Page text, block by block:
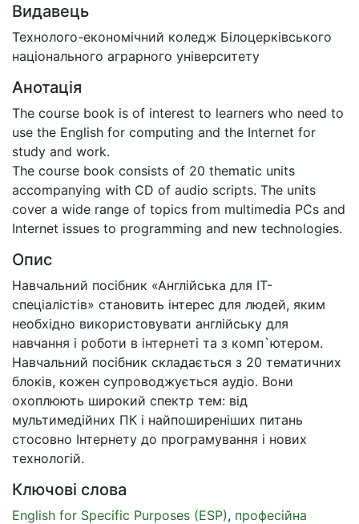
Видавець
Технолого-економічний коледж Білоцерківського
національного аграрного університету
Анотація
The course book is of interest to learners who need to
use the English for computing and the Internet for
study and work.
The course book consists of 20 thematic units
accompanying with CD of audio scripts. The units
cover a wide range of topics from multimedia PCs and
Internet issues to programming and new technologies.
Опис
Навчальний посібник «Англійська для ІТ-
спеціалістів» становить інтерес для людей, яким
необхідно використовувати англійську для
навчання і роботи в інтернеті та з комп`ютером.
Навчальний посібник складається з 20 тематичних
блоків, кожен супроводжується аудіо. Вони
охоплюють широкий спектр тем: від
мультимедійних ПК і найпоширеніших питань
стосовно Інтернету до програмування і нових
технологій.
Ключові слова
English for Specific Purposes (ESP), професійна